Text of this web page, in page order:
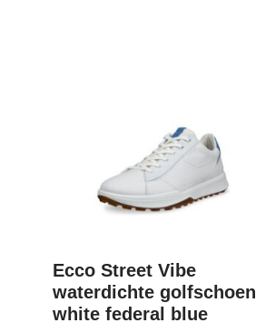
Ecco Street Vibe
waterdichte golfschoen
white federal blue